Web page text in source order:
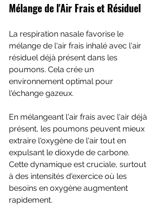
Mélange de l'Air Frais et Résiduel
La respiration nasale favorise le
mélange de l'air frais inhalé avec l'air
résiduel déjà présent dans les
poumons. Cela crée un
environnement optimal pour
l'échange gazeux.
En mélangeant l'air frais avec l'air déjà
présent, les poumons peuvent mieux
extraire l'oxygène de l'air tout en
expulsant le dioxyde de carbone.
Cette dynamique est cruciale, surtout
à des intensités d'exercice où les
besoins en oxygène augmentent
rapidement.